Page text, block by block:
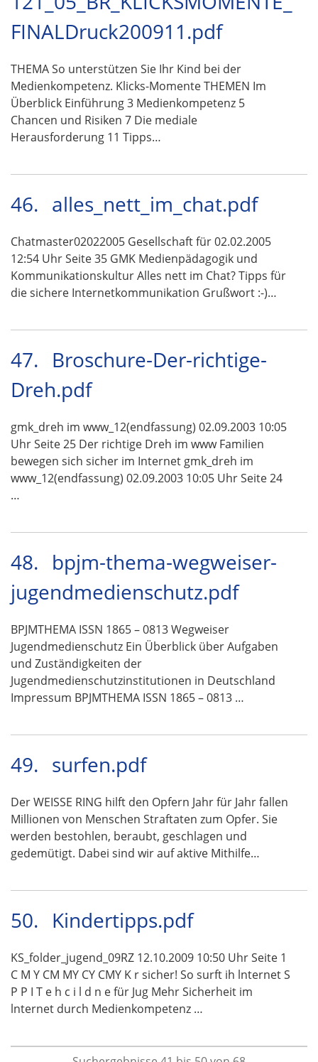
FINALDruck200911.pdf
THEMA So unterstützen Sie Ihr Kind bei der
Medienkompetenz. Klicks-Momente THEMEN Im
Überblick Einführung 3 Medienkompetenz 5
Chancen und Risiken 7 Die mediale
Herausforderung 11 Tipps…
46. alles_nett_im_chat.pdf
Chatmaster02022005 Gesellschaft für 02.02.2005
12:54 Uhr Seite 35 GMK Medienpädagogik und
Kommunikationskultur Alles nett im Chat? Tipps für
die sichere Internetkommunikation Grußwort :-)…
47. Broschure-Der-richtige-
Dreh.pdf
gmk_dreh im www_12(endfassung) 02.09.2003 10:05
Uhr Seite 25 Der richtige Dreh im www Familien
bewegen sich sicher im Internet gmk_dreh im
www_12(endfassung) 02.09.2003 10:05 Uhr Seite 24
…
48. bpjm-thema-wegweiser-
jugendmedienschutz.pdf
BPJMTHEMA ISSN 1865 – 0813 Wegweiser
Jugendmedienschutz Ein Überblick über Aufgaben
und Zuständigkeiten der
Jugendmedienschutzinstitutionen in Deutschland
Impressum BPJMTHEMA ISSN 1865 – 0813 …
49. surfen.pdf
Der WEISSE RING hilft den Opfern Jahr für Jahr fallen
Millionen von Menschen Straftaten zum Opfer. Sie
werden bestohlen, beraubt, geschlagen und
gedemütigt. Dabei sind wir auf aktive Mithilfe…
50. Kindertipps.pdf
KS_folder_jugend_09RZ 12.10.2009 10:50 Uhr Seite 1
C M Y CM MY CY CMY K r sicher! So surft ih lnternet S
P P I T e h c i l d n e für Jug Mehr Sicherheit im
lnternet durch Medienkompetenz …